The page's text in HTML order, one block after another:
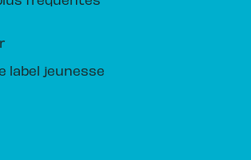
label jeunesse